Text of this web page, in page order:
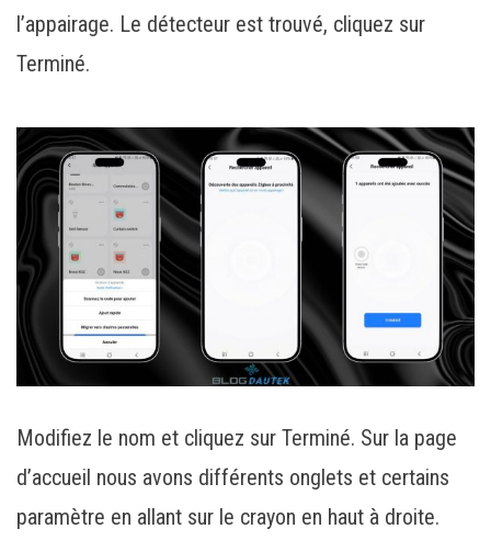
l’appairage. Le détecteur est trouvé, cliquez sur
Terminé.
Modifiez le nom et cliquez sur Terminé. Sur la page
d’accueil nous avons différents onglets et certains
paramètre en allant sur le crayon en haut à droite.